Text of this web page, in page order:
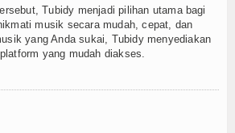
Tubidy menjadi pilihan utama bagi
musik secara mudah, cepat, dan
yang Anda sukai, Tubidy menyediakan
yang mudah diakses.